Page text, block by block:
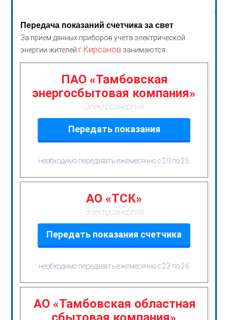
Передача показаний счетчика за свет
За прием данных приборов учета электрической
энергии жителей г.Кирсанов занимаются:
ПАО «Тамбовская
энергосбытовая компания»
Электроэнергия
Передать показания
необходимо передавать ежемесячно с 20 по 25
АО «ТСК»
Электроэнергия
Передать показания счетчика
необходимо передавать ежемесячно с 23 по 26
АО «Тамбовская областная